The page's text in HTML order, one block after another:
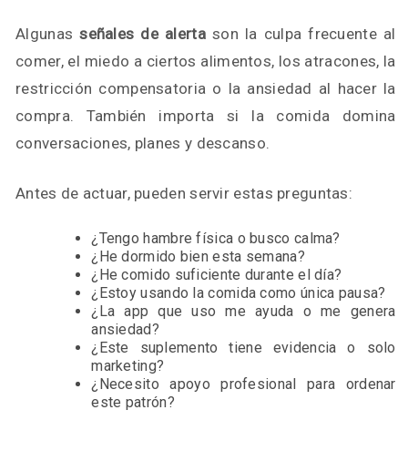
Algunasseñales de alertason la culpa frecuente al
comer, el miedo a ciertos alimentos, los atracones, la
restricción compensatoria o la ansiedad al hacer la
compra. También importa si la comida domina
conversaciones, planes y descanso.
Antes de actuar, pueden servir estas preguntas:
¿Tengo hambre física o busco calma?
¿He dormido bien esta semana?
¿He comido suficiente durante el día?
¿Estoy usando la comida como única pausa?
¿La app que uso me ayuda o me genera
ansiedad?
¿Este suplemento tiene evidencia o solo
marketing?
¿Necesito apoyo profesional para ordenar
este patrón?